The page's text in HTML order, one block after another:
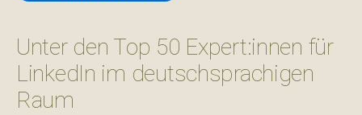
Unter den Top 50 Expert:innen für
LinkedIn im deutschsprachigen
Raum